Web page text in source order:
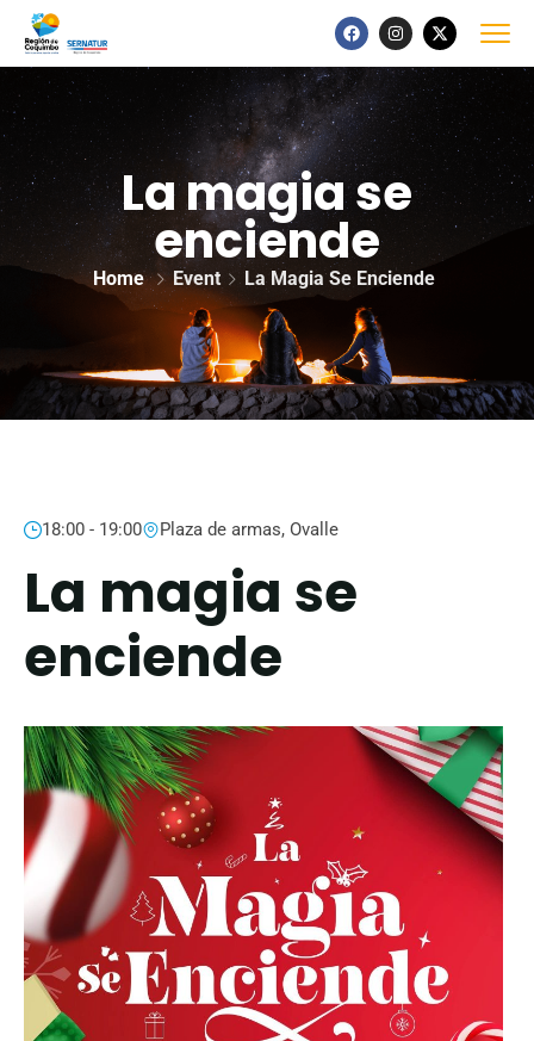
La magia se
enciende
Home Event La Magia Se Enciende
18:00 - 19:00 Plaza de armas, Ovalle
La magia se
enciende